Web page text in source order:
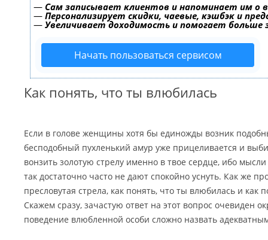
— Сам записывает клиентов и напоминает им о
— Персонализирует скидки, чаевые, кэшбэк и
— Увеличивает доходимость и помогает
Начать пользоваться сервисом
Как понять, что ты влюбилась
Если в голове женщины хотя бы единожды возник
бесподобный пухленький амур уже прицеливается и
вонзить золотую стрелу именно в твое сердце, ибо
так достаточно часто не дают спокойно уснуть. Как же
пресловутая стрела, как понять, что ты влюбилась и как
Скажем сразу, зачастую ответ на этот вопрос очевиден
поведение влюбленной особи сложно назвать